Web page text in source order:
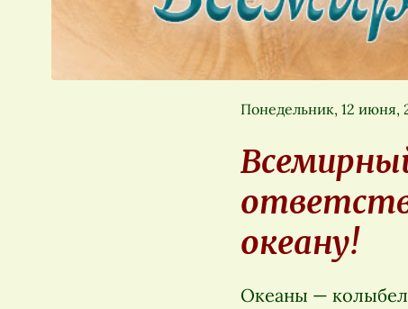
Понедельник, 12 июня,
океану!
Океаны —